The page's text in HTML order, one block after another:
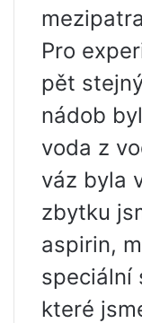
Pro
pět
nádob
voda z
váz byla
zbytku
aspirin,
speciální
které